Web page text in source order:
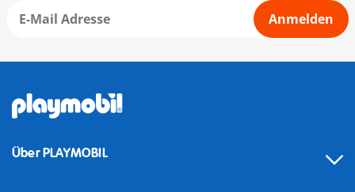
Anmelden
Über PLAYMOBIL